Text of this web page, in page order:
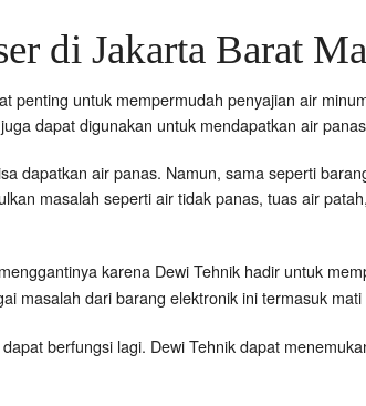
di Jakarta Barat
penting untuk mempermudah penyajian air
dapat digunakan untuk mendapatkan air
dapatkan air panas. Namun, sama seperti
masalah seperti air tidak panas, tuas air
karena Dewi Tehnik hadir untuk
masalah dari barang elektronik ini termasuk mati
berfungsi lagi. Dewi Tehnik dapat